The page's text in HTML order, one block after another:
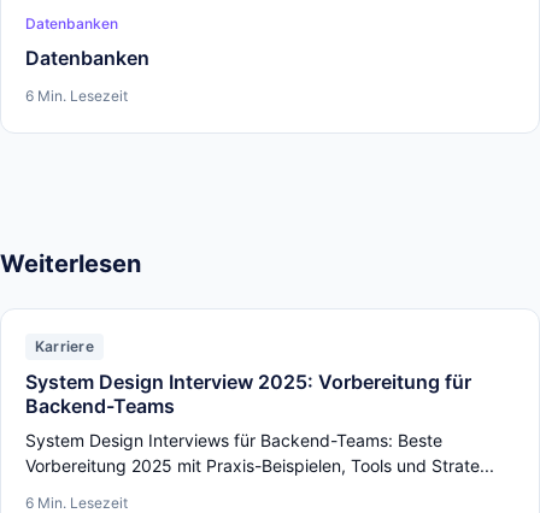
Datenbanken
Datenbanken
6 Min. Lesezeit
Weiterlesen
Karriere
System Design Interview 2025: Vorbereitung für
Backend-Teams
System Design Interviews für Backend-Teams: Beste
Vorbereitung 2025 mit Praxis-Beispielen, Tools und Strate...
6 Min. Lesezeit